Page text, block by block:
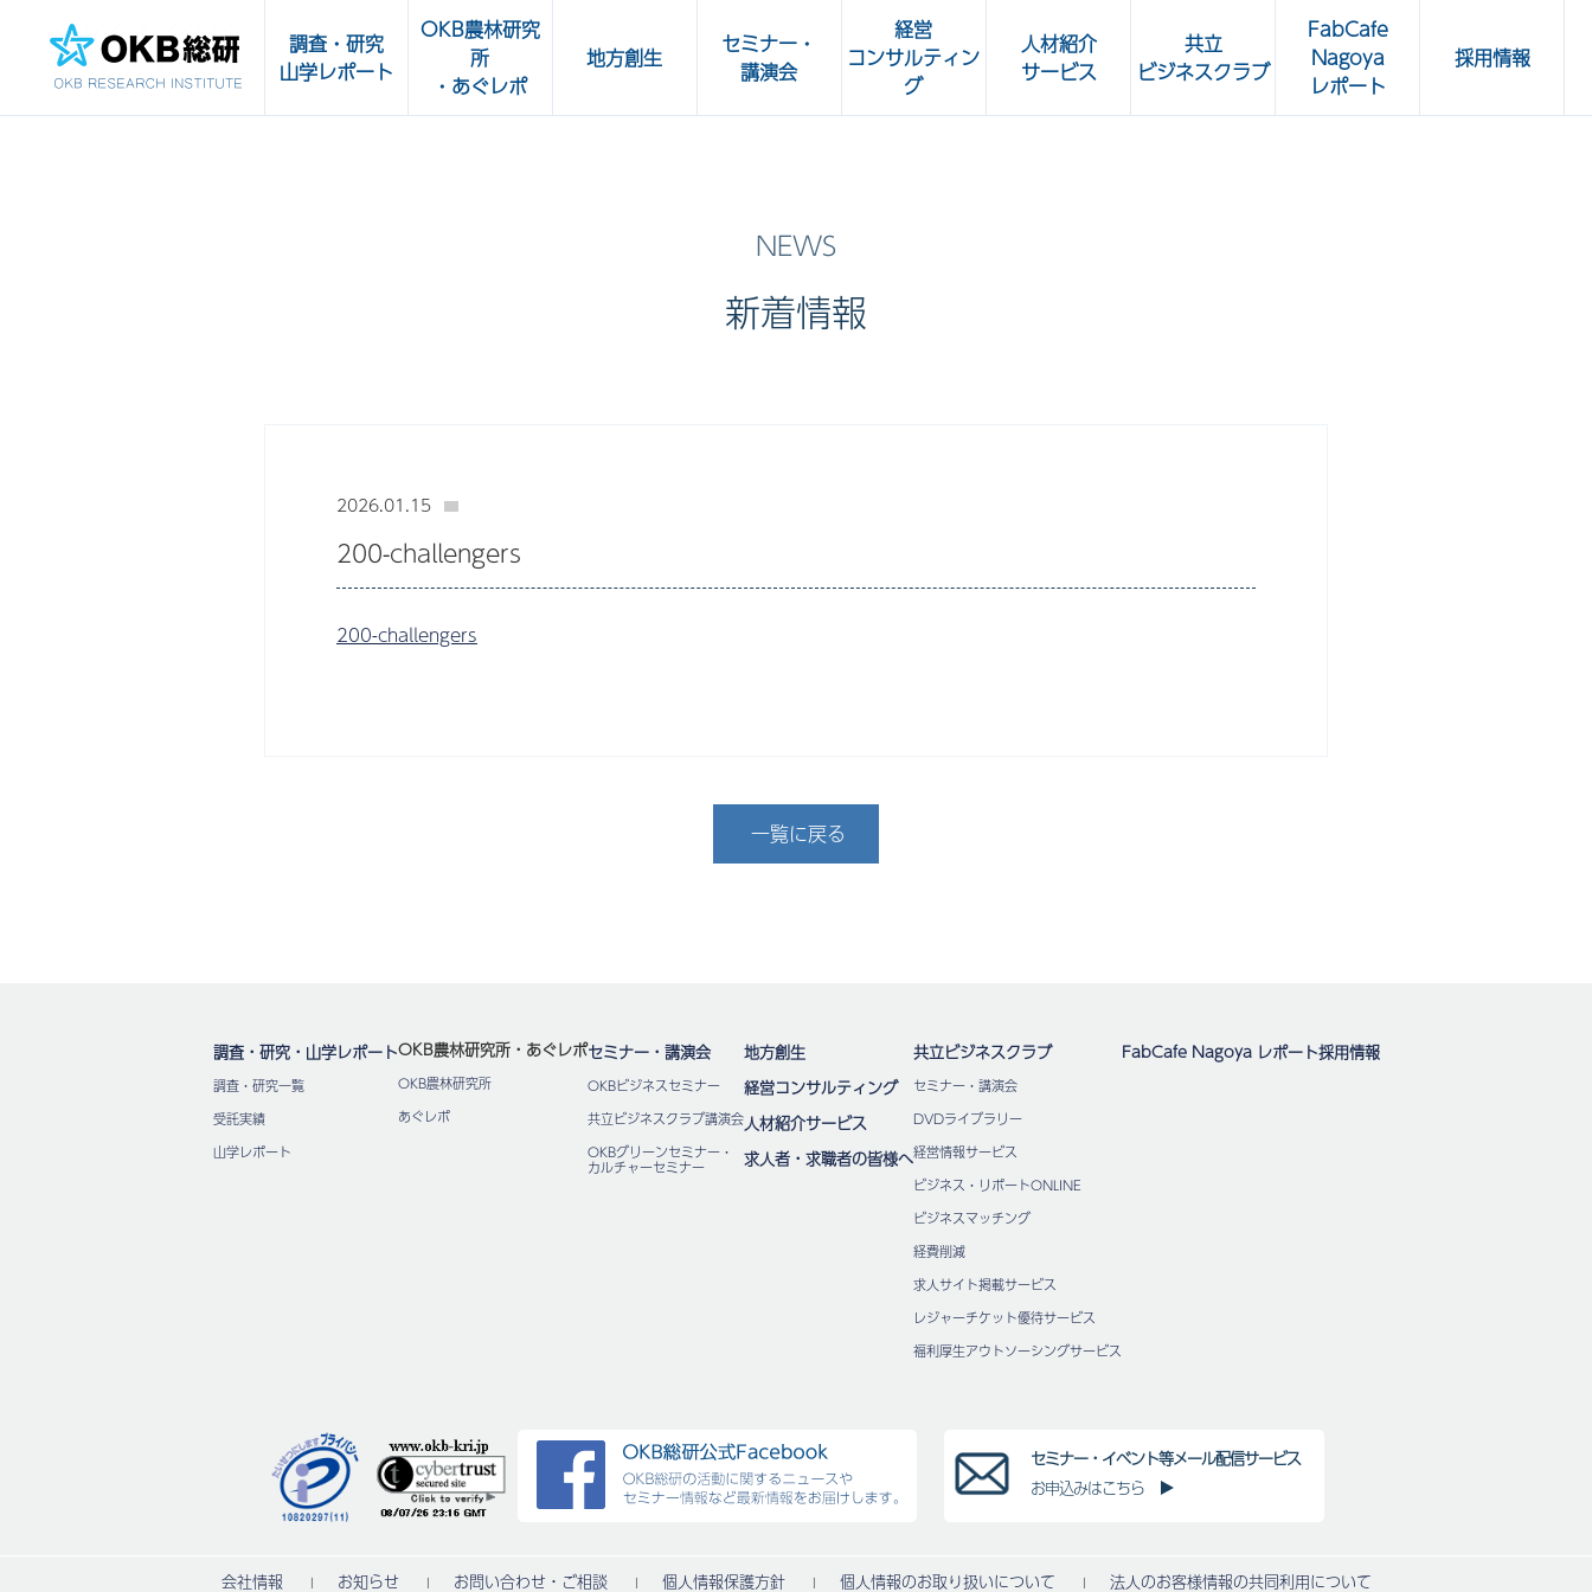
調査・研究
山学レポート
OKB農林研究
所
・あぐレポ
地方創生
セミナー・
講演会
共立ビジネスクラブ講演会
OKBグリーンセミナー・
OKBカルチャーセミナー
経営
コンサルティン
グ
人材紹介
サービス
共立
ビジネスクラブ
FabCafe
Nagoya
レポート
採用情報
新着情報
2026.01.15
200-challengers
200-challengers
一覧に戻る
調査・研究・山学レポート
調査・研究一覧
受託実績
山学レポート
OKB農林研究所・あぐレポ
OKB農林研究所
あぐレポ
セミナー・講演会
OKBビジネスセミナー
共立ビジネスクラブ講演会
OKBグリーンセミナー・
カルチャーセミナー
地方創生
経営コンサルティング
人材紹介サービス
求人者・求職者の皆様へ
共立ビジネスクラブ
セミナー・講演会
DVDライブラリー
経営情報サービス
ビジネス・リポートONLINE
ビジネスマッチング
経費削減
求人サイト掲載サービス
レジャーチケット優待サービス
福利厚⽣アウトソーシングサービス
FabCafe Nagoya レポート採用情報
セミナー・イベント等メール配信サービス
お申込みはこちら
会社情報 お知らせ お問い合わせ・ご相談 個人情報保護方針 個人情報のお取り扱いについて 法人のお客様情報の共同利用について